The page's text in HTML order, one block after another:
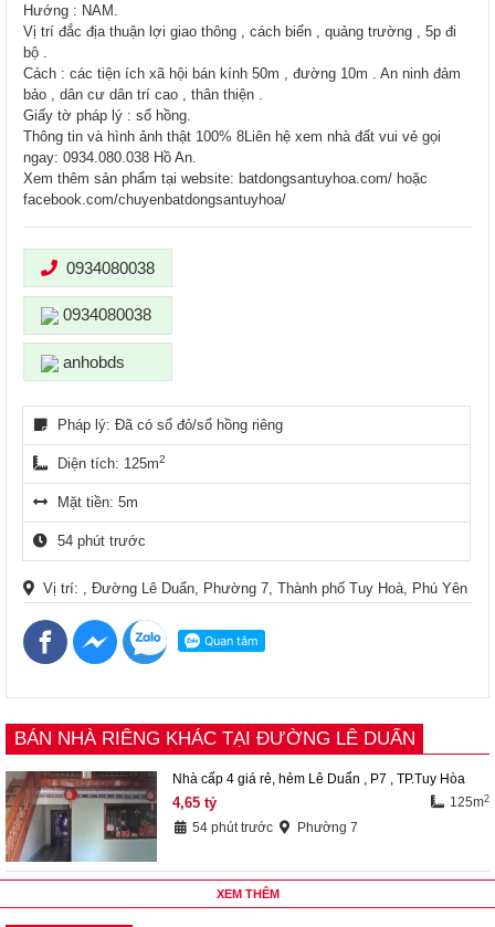
Hướng : NAM.
Vị trí đắc địa thuận lợi giao thông , cách biển , quảng trường , 5p đi
bộ .
Cách : các tiện ích xã hội bán kính 50m , đường 10m . An ninh đảm
bảo , dân cư dân trí cao , thân thiện .
Giấy tờ pháp lý : sổ hồng.
Thông tin và hình ảnh thật 100% 8Liên hệ xem nhà đất vui vẻ gọi
ngay: 0934.080.038 Hồ An.
Xem thêm sản phẩm tại website: batdongsantuyhoa.com/ hoặc
facebook.com/chuyenbatdongsantuyhoa/
0934080038
0934080038
anhobds
Pháp lý: Đã có sổ đỏ/sổ hồng riêng
Diện tích: 125m2
Mặt tiền: 5m
54 phút trước
Vị trí: , Đường Lê Duẩn, Phường 7, Thành phố Tuy Hoà, Phú Yên
BÁN NHÀ RIÊNG KHÁC TẠI ĐƯỜNG LÊ DUẨN
Nhà cấp 4 giá rẻ, hẻm Lê Duẩn , P7 , TP.Tuy Hòa
4,65tỷ 125m2
54 phút trước Phường 7
XEM THÊM